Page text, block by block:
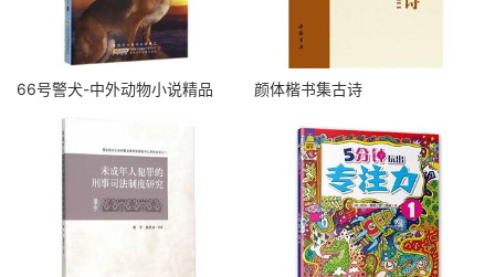
66号警犬-中外动物小说精品 颜体楷书集古诗